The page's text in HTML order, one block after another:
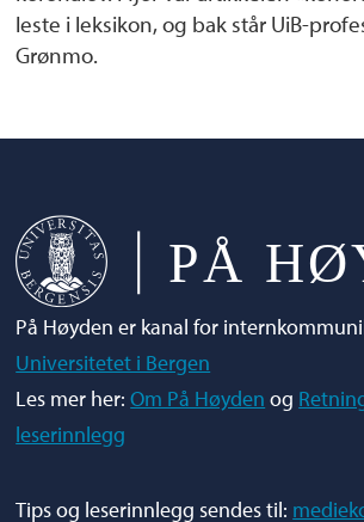
leste i leksikon, og bak står UiB-
Grønmo.
På Høyden er kanal for
Universitetet i Bergen
Les mer her:Om På Høyden og
leserinnlegg
Tips og leserinnlegg sendes til: